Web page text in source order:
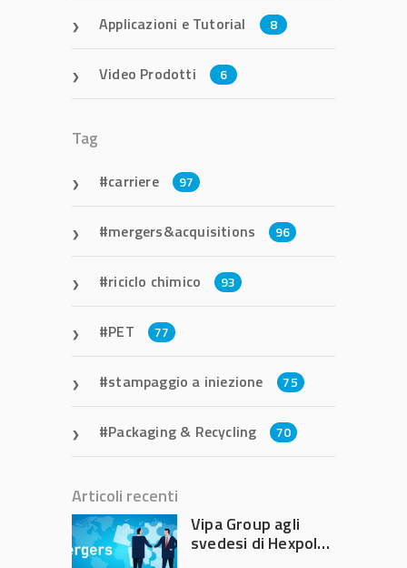
Applicazioni e Tutorial 8
Video Prodotti 6
Tag
carriere 97
mergers&acquisitions 96
riciclo chimico 93
PET 77
stampaggio a iniezione 75
Packaging & Recycling 70
Articoli recenti
Vipa Group agli
svedesi di Hexpol